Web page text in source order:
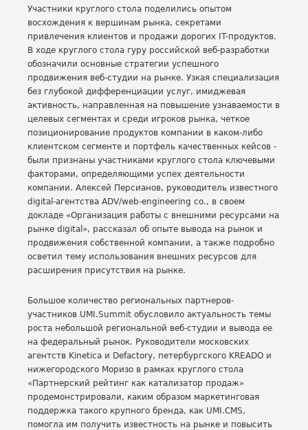
Участники круглого стола поделились опытом
восхождения к вершинам рынка, секретами
привлечения клиентов и продажи дорогих IT-продуктов.
В ходе круглого стола гуру российской веб-разработки
обозначили основные стратегии успешного
продвижения веб-студии на рынке. Узкая специализация
без глубокой дифференциации услуг, имиджевая
активность, направленная на повышение узнаваемости в
целевых сегментах и среди игроков рынка, четкое
позиционирование продуктов компании в каком-либо
клиентском сегменте и портфель качественных кейсов -
были признаны участниками круглого стола ключевыми
факторами, определяющими успех деятельности
компании. Алексей Персианов, руководитель известного
digital-агентства ADV/web-engineering co., в своем
докладе «Организация работы с внешними ресурсами на
рынке digital», рассказал об опыте вывода на рынок и
продвижения собственной компании, а также подробно
осветил тему использования внешних ресурсов для
расширения присутствия на рынке.
Большое количество региональных партнеров-
участников UMI.Summit обусловило актуальность темы
роста небольшой региональной веб-студии и вывода ее
на федеральный рынок. Руководители московских
агентств Kinetica и Defactory, петербургского KREADO и
нижегородского Моризо в рамках круглого стола
«Партнерский рейтинг как катализатор продаж»
продемонстрировали, каким образом маркетинговая
поддержка такого крупного бренда, как UMI.CMS,
помогла им получить известность на рынке и повысить